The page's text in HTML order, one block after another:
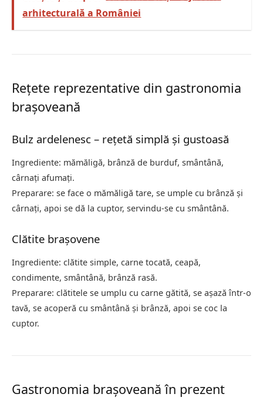
arhitecturală a României
Rețete reprezentative din gastronomia
brașoveană
Bulz ardelenesc – rețetă simplă și gustoasă
Ingrediente: mămăligă, brânză de burduf, smântână,
cârnați afumați.
Preparare: se face o mămăligă tare, se umple cu brânză și
cârnați, apoi se dă la cuptor, servindu-se cu smântână.
Clătite brașovene
Ingrediente: clătite simple, carne tocată, ceapă,
condimente, smântână, brânză rasă.
Preparare: clătitele se umplu cu carne gătită, se așază într-o
tavă, se acoperă cu smântână și brânză, apoi se coc la
cuptor.
Gastronomia brașoveană în prezent